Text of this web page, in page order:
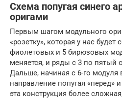
Схема попугая синего
оригами
Первым шагом модульного
«розетку», которая у нас будет
фиолетовых и 5 бирюзовых
меняется, и ряды с 3 по пятый
Дальше, начиная с 6-го модуля
направление попугая «перед»
эта конструкция более